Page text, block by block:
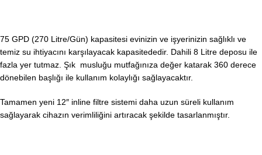
75 GPD (270 Litre/Gün) kapasitesi evinizin ve işyerinizin sağlıklı ve
temiz su ihtiyacını karşılayacak kapasitededir. Dahili 8 Litre deposu ile
fazla yer tutmaz. Şık musluğu mutfağınıza değer katarak 360 derece
dönebilen başlığı ile kullanım kolaylığı sağlayacaktır.
Tamamen yeni 12″ inline filtre sistemi daha uzun süreli kullanım
sağlayarak cihazın verimliliğini artıracak şekilde tasarlanmıştır.